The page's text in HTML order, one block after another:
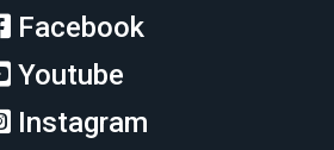
Facebook
Youtube
Instagram